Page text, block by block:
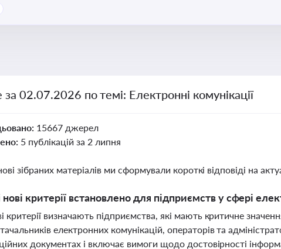
за 02.07.2026 по темі: Електронні комунікації
15667 джерел
5 публікацій за 2 липня
зібраних матеріалів ми сформували короткі відповіді на
нові критерії встановлено для підприємств у сфері
критерії визначають підприємства, які мають критичне
електронних комунікацій, операторів та
документах і включає вимоги щодо достовірності